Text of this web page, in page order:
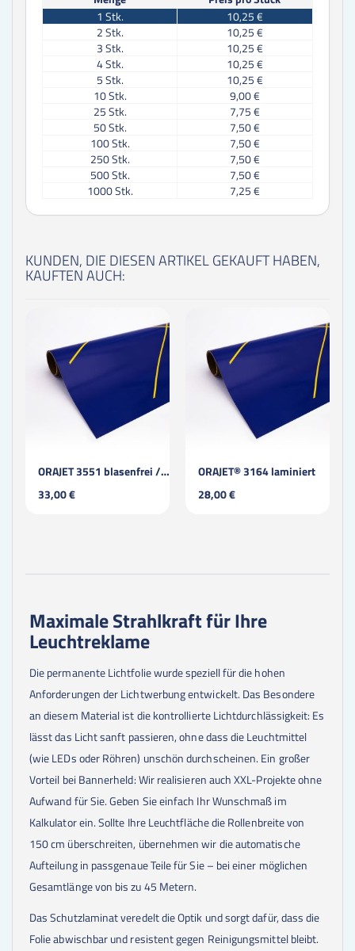
1 Stk.
10,25 €
2Stk.
10,25 €
3Stk.
10,25 €
4Stk.
10,25 €
5Stk.
10,25 €
10Stk.
9,00 €
25Stk.
7,75 €
50Stk.
7,50 €
100Stk.
7,50 €
250Stk.
7,50 €
500Stk.
7,50 €
1000Stk. 7,25 €
KUNDEN, DIE DIESEN ARTIKEL GEKAUFT HABEN,
KAUFTEN AUCH:
ORAJET 3551 blasenfrei / permanent / laminiert
33,00 €
ORAJET® 3164 laminiert
28,00 €
Maximale Strahlkraft für Ihre
Leuchtreklame
Die permanente Lichtfolie wurde speziell für die hohen
Anforderungen der Lichtwerbung entwickelt. Das Besondere
an diesem Material ist die kontrollierte Lichtdurchlässigkeit: Es
lässt das Licht sanft passieren, ohne dass die Leuchtmittel
(wie LEDs oder Röhren) unschön durchscheinen. Ein großer
Vorteil bei Bannerheld: Wir realisieren auch XXL-Projekte ohne
Aufwand für Sie. Geben Sie einfach Ihr Wunschmaß im
Kalkulator ein. Sollte Ihre Leuchtfläche die Rollenbreite von
150 cm überschreiten, übernehmen wir die automatische
Aufteilung in passgenaue Teile für Sie – bei einer möglichen
Gesamtlänge von bis zu 45 Metern.
Das Schutzlaminat veredelt die Optik und sorgt dafür, dass die
Folie abwischbar und resistent gegen Reinigungsmittel bleibt.